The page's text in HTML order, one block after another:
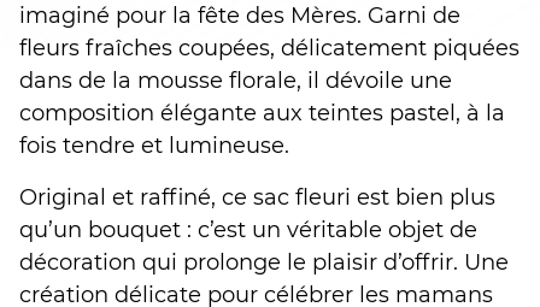
imaginé pour la fête des Mères. Garni de
fleurs fraîches coupées, délicatement piquées
dans de la mousse florale, il dévoile une
composition élégante aux teintes pastel, à la
fois tendre et lumineuse.
Original et raffiné, ce sac fleuri est bien plus
qu’un bouquet : c’est un véritable objet de
décoration qui prolonge le plaisir d’offrir. Une
création délicate pour célébrer les mamans